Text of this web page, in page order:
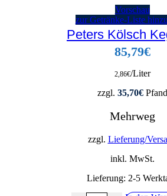
Vorschau
zur Getränke-Liste
Peters Kölsch
85,79€
2,86€/Liter
zzgl. 35,70€Pfand
Mehrweg
zzgl. Lieferung/
inkl. MwSt.
Lieferung: 2-5